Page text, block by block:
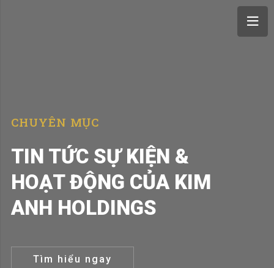
TIN TỨC SỰ KIỆN &
HOẠT ĐỘNG CỦA KIM
ANH HOLDINGS
CHUYÊN MỤC
Tìm hiểu ngay